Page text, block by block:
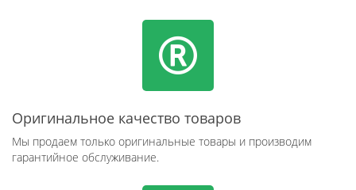
Оригинальное качество товаров
Мы продаем только оригинальные товары и производим
гарантийное обслуживание.